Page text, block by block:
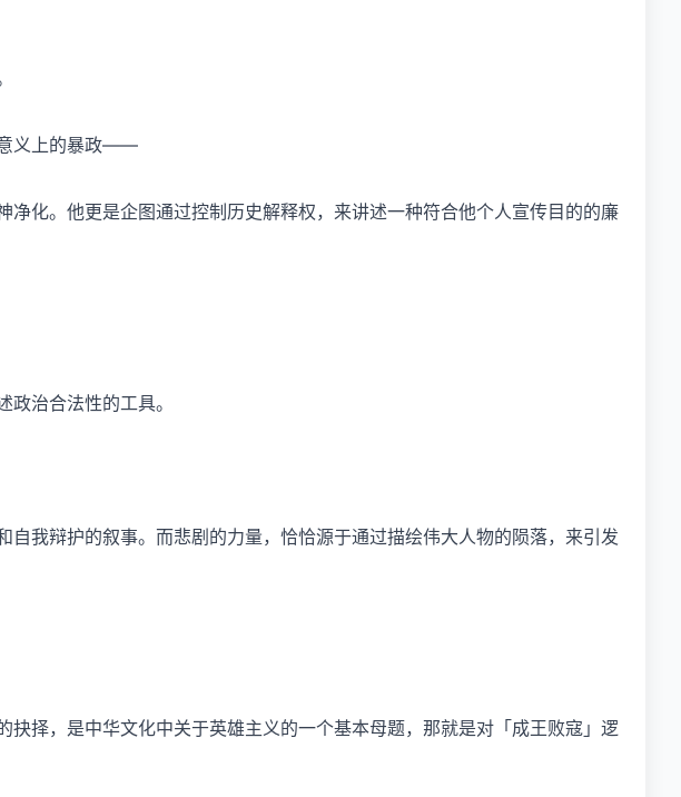
意义上的暴政——
化。他更是企图通过控制历史解释权，来讲述一种符合他个人宣传目的的廉
治合法性的工具。
我辩护的叙事。而悲剧的力量，恰恰源于通过描绘伟大人物的陨落，来引发
择，是中华文化中关于英雄主义的一个基本母题，那就是对「成王败寇」逻